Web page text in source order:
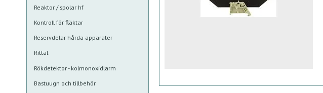
Reaktor / spolar hf
Kontroll för fläktar
Reservdelar hårda apparater
Rittal
Rökdetektor - kolmonoxidlarm
Bastuugn och tillbehör